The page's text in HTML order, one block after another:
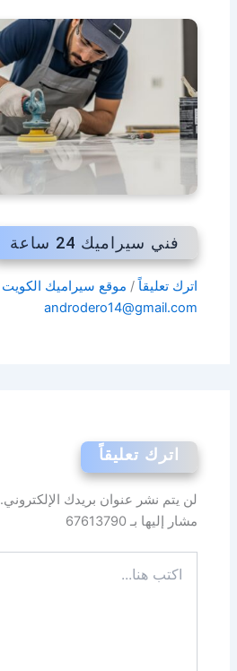
فني سيراميك 24 ساعة
اترك تعليقاً / موقع سيراميك الكويت
androdero14@gmail.com
اترك تعليقاً
لن يتم نشر عنوان بريدك الإلكتروني.
مشار إليها بـ67613790
هنا...